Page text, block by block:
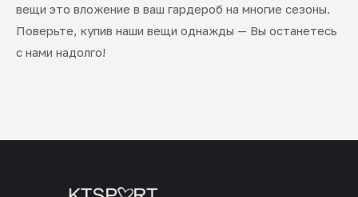
вещи это вложение в ваш гардероб на многие сезоны.
Поверьте, купив наши вещи однажды — Вы останетесь
с нами надолго!